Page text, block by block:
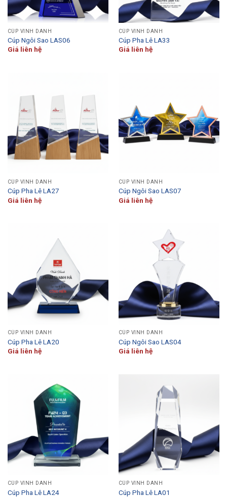
CÚP VINH DANH
Cúp Ngôi Sao LAS06
Giá liên hệ
CÚP VINH DANH
Cúp Pha Lê LA33
Giá liên hệ
CÚP VINH DANH
Cúp Pha Lê LA27
Giá liên hệ
CÚP VINH DANH
Cúp Ngôi Sao LAS07
Giá liên hệ
CÚP VINH DANH
Cúp Pha Lê LA20
Giá liên hệ
CÚP VINH DANH
Cúp Ngôi Sao LAS04
Giá liên hệ
CÚP VINH DANH
Cúp Pha Lê LA24
CÚP VINH DANH
Cúp Pha Lê LA01